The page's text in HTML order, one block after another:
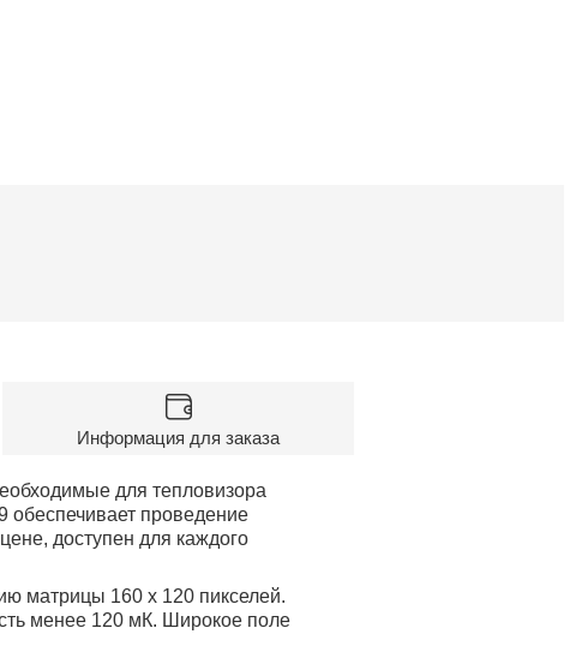
Информация для заказа
для тепловизора
обеспечивает проведение
доступен для каждого
матрицы 160 x 120 пикселей.
менее 120 мК. Широкое поле